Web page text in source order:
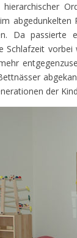
Da
Schlafzeit
der